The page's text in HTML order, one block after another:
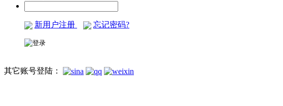
新用户注册 忘记密码?
其它账号登陆：